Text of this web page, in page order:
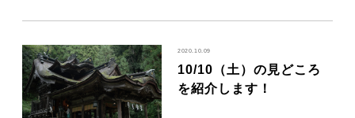
2020.10.09
10/10（土）の見どころ
を紹介します！